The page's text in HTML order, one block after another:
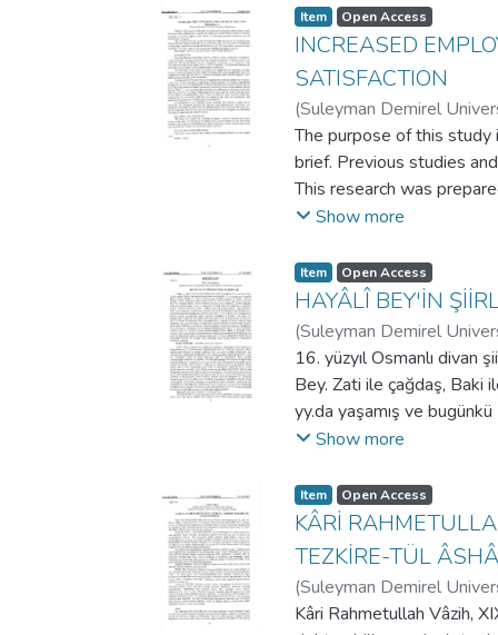
distinguish the cultural
point for teachers. The
problems of
in relation to the
languages.
Item Open Access
INCREASED
SATISFACTION
(Suleyman Demirel
The purpose of this
brief. Previous studies
This research was
of increasing personnel
much better both the
tasks soon, help others
risk of accidents at work,
serve them, and even
Show more
Item Open Access
HAYÂLÎ BEY'İN
(Suleyman Demirel
16. yüzyıl Osmanlı divan
Bey. Zati ile çağdaş, Baki
yy.da yaşamış ve
Yenicesi'nden İstanbul'a
"bey" ünvanını almıştır.
şairlerimizdendir.
güzel bir şekilde tasvir
Tezkireci Âşık Çelebi
fitraten ince duygulu ve
yaşlarda Kalenderîlere
Show more
Item Open Access
KÂRİ
TEZKİRE-TÜL
(Suleyman Demirel
Kâri Rahmetullah Vâzih,